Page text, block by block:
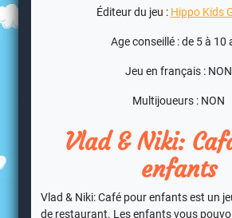
Éditeur du jeu : Hippo Kids
Age conseillé : de 5 à 10
Jeu en français : NON
Multijoueurs : NON
Vlad & Niki:
enfants
Vlad & Niki: Café pour enfants est un
de restaurant. Les enfants vous